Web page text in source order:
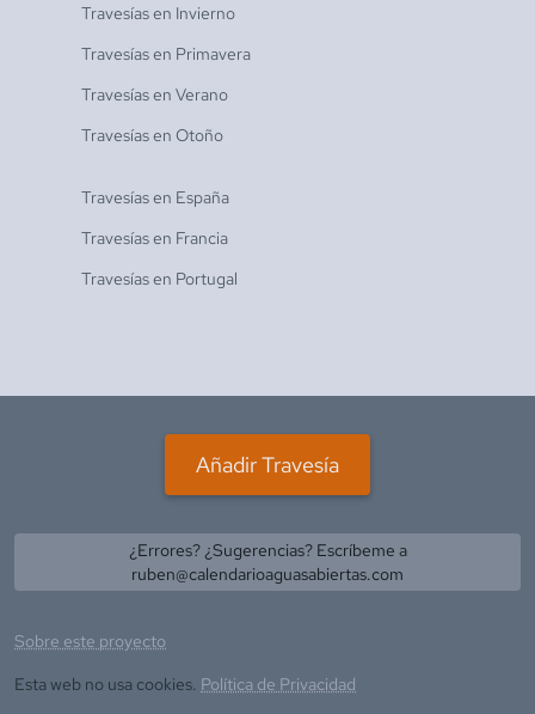
Travesías en Invierno
Travesías en Primavera
Travesías en Verano
Travesías en Otoño
Travesías en España
Travesías en Francia
Travesías en Portugal
Añadir Travesía
¿Errores? ¿Sugerencias? Escríbeme a
ruben@calendarioaguasabiertas.com
Sobre este proyecto
Esta web no usa cookies. Política de Privacidad